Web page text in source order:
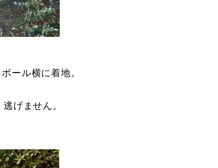
ール横に着地。
げません。